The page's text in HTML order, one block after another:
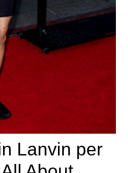
Lanvin per